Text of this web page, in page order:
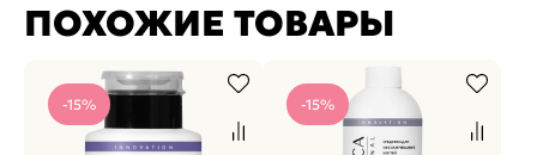
ПОХОЖИЕ ТОВАРЫ
-15% -15%